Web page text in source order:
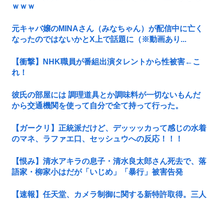
ｗｗｗ
元キャバ嬢のMINAさん（みなちゃん）が配信中に亡く
なったのではないかとX上で話題に（※動画あり...
【衝撃】NHK職員が番組出演タレントから性被害←こ
れ！
彼氏の部屋には 調理道具とか調味料が一切ないもんだ
から交通機関を使って自分で全て持って行った。
【ガークリ】正統派だけど、デッッッカって感じの水着
のマネ、ラファエ口、セッシュウへの反応！！！
【恨み】清水アキラの息子・清水良太郎さん死去で、落
語家・柳家小はだが「いじめ」「暴行」被害告発
【速報】任天堂、カメラ制御に関する新特許取得。三人